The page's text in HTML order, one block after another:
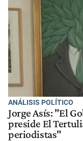
ANÁLISIS POLÍTICO
Jorge Asís: "El
preside El
periodistas"